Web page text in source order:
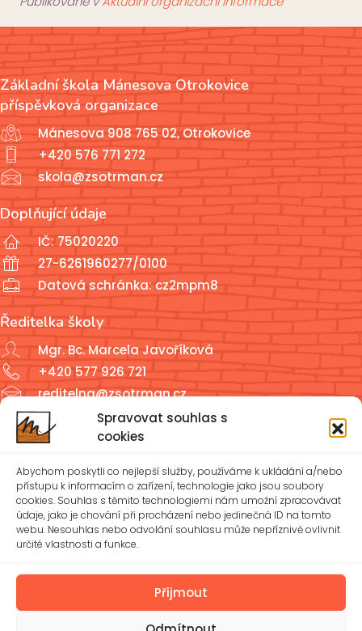
Spravovat souhlas s
cookies
Abychom poskytli co nejlepší služby, používáme k ukládání a/nebo
přístupu k informacím o zařízení, technologie jako jsou soubory
cookies. Souhlas s těmito technologiemi nám umožní zpracovávat
údaje, jako je chování při procházení nebo jedinečná ID na tomto
webu. Nesouhlas nebo odvolání souhlasu může nepříznivě ovlivnit
určité vlastnosti a funkce.
Přijmout
Základní škola Mánesova Otrokovice
příspěvková organizace
Mánesova 908 765 02, Otrokovice
+420 576 771 272
skola@zsotrman.cz
Doplňující údaje
IČ: 75020220
27-6261960277/0100
Datová schránka: cz2mpm8
Ředitelka školy
Mgr. Bc. Marcela Javoříková
+420 577 926 721
reditelna@zsotrman.cz
Školní jídelna a školní družina
ŠD: +420 577 926 720
reditelna@zsotrman.cz
Zásady cookies (EU)
Ochrana osobních údajů – GDPR